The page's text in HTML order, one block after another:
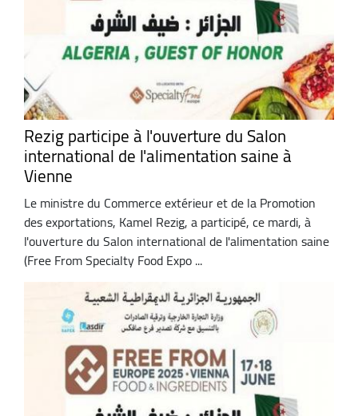
Rezig participe à l'ouverture du Salon
international de l'alimentation saine à
Vienne
Le ministre du Commerce extérieur et de la Promotion
des exportations, Kamel Rezig, a participé, ce mardi, à
l'ouverture du Salon international de l'alimentation saine
(Free From Specialty Food Expo ...